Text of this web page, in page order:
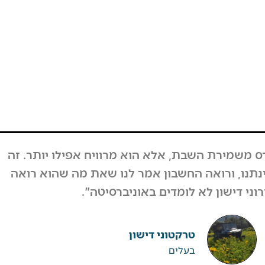
המחזור לא ירד, אבל גם אם כן לקחנו את זה
קיבלנו תגובות מפרגנות מאוד מהרבה אנשים.
מאות אנשים וחיזקו ובירכו על ההחלטה".
ערן גיגי
רפטינג נהר הירדן